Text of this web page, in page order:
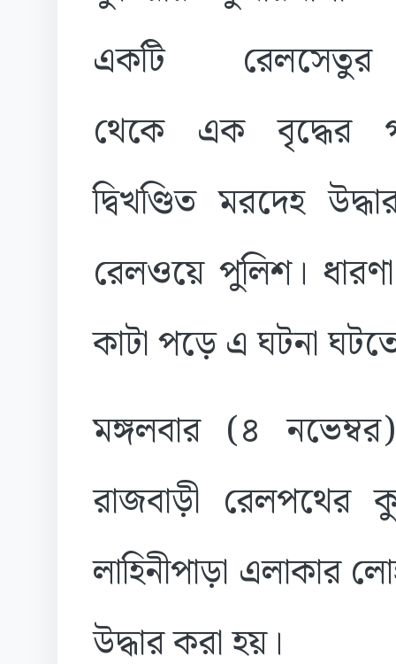
একটি
থেকে এক বৃদ্ধের
দ্বিখণ্ডিত মরদেহ
রেলওয়ে পুলিশ।
কাটা পড়ে এ ঘটনা
মঙ্গলবার (৪
রাজবাড়ী রেলপথের
লাহিনীপাড়া এলাকার
উদ্ধার করা হয়।